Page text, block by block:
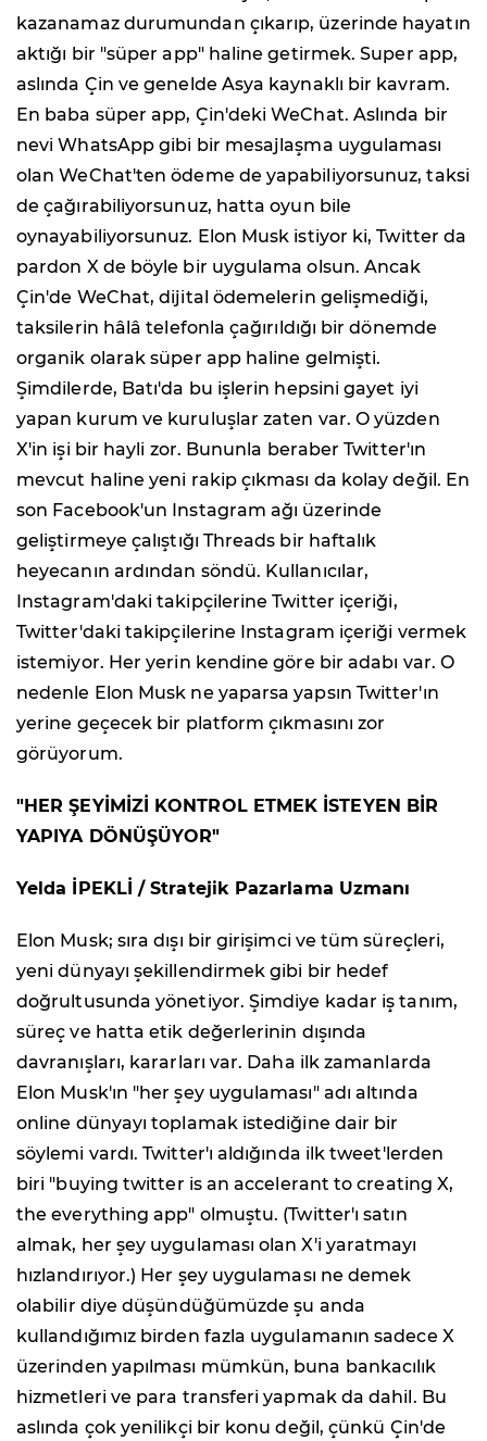
kazanamaz durumundan çıkarıp, üzerinde hayatın
aktığı bir "süper app" haline getirmek. Super app,
aslında Çin ve genelde Asya kaynaklı bir kavram.
En baba süper app, Çin'deki WeChat. Aslında bir
nevi WhatsApp gibi bir mesajlaşma uygulaması
olan WeChat'ten ödeme de yapabiliyorsunuz, taksi
de çağırabiliyorsunuz, hatta oyun bile
oynayabiliyorsunuz. Elon Musk istiyor ki, Twitter da
pardon X de böyle bir uygulama olsun. Ancak
Çin'de WeChat, dijital ödemelerin gelişmediği,
taksilerin hâlâ telefonla çağırıldığı bir dönemde
organik olarak süper app haline gelmişti.
Şimdilerde, Batı'da bu işlerin hepsini gayet iyi
yapan kurum ve kuruluşlar zaten var. O yüzden
X'in işi bir hayli zor. Bununla beraber Twitter'ın
mevcut haline yeni rakip çıkması da kolay değil. En
son Facebook'un Instagram ağı üzerinde
geliştirmeye çalıştığı Threads bir haftalık
heyecanın ardından söndü. Kullanıcılar,
Instagram'daki takipçilerine Twitter içeriği,
Twitter'daki takipçilerine Instagram içeriği vermek
istemiyor. Her yerin kendine göre bir adabı var. O
nedenle Elon Musk ne yaparsa yapsın Twitter'ın
yerine geçecek bir platform çıkmasını zor
görüyorum.
"HER ŞEYİMİZİ KONTROL ETMEK İSTEYEN BİR
YAPIYA DÖNÜŞÜYOR"
Yelda İPEKLİ / Stratejik Pazarlama Uzmanı
Elon Musk; sıra dışı bir girişimci ve tüm süreçleri,
yeni dünyayı şekillendirmek gibi bir hedef
doğrultusunda yönetiyor. Şimdiye kadar iş tanım,
süreç ve hatta etik değerlerinin dışında
davranışları, kararları var. Daha ilk zamanlarda
Elon Musk'ın "her şey uygulaması" adı altında
online dünyayı toplamak istediğine dair bir
söylemi vardı. Twitter'ı aldığında ilk tweet'lerden
biri "buying twitter is an accelerant to creating X,
the everything app" olmuştu. (Twitter'ı satın
almak, her şey uygulaması olan X'i yaratmayı
hızlandırıyor.) Her şey uygulaması ne demek
olabilir diye düşündüğümüzde şu anda
kullandığımız birden fazla uygulamanın sadece X
üzerinden yapılması mümkün, buna bankacılık
hizmetleri ve para transferi yapmak da dahil. Bu
aslında çok yenilikçi bir konu değil, çünkü Çin'de